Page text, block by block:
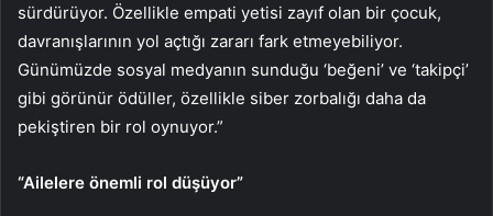
sürdürüyor. Özellikle empati yetisi zayıf olan bir çocuk,
davranışlarının yol açtığı zararı fark etmeyebiliyor.
Günümüzde sosyal medyanın sunduğu ‘beğeni’ ve ‘takipçi’
gibi görünür ödüller, özellikle siber zorbalığı daha da
pekiştiren bir rol oynuyor.”
“Ailelere önemli rol düşüyor”